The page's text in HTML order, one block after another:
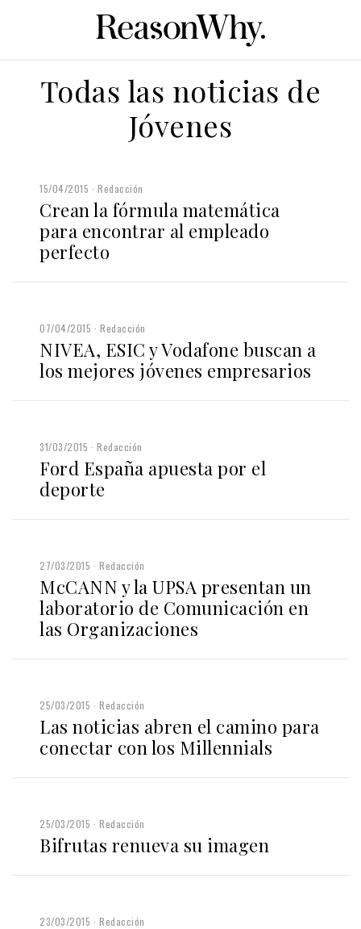
Todas las noticias de
Jóvenes
15/04/2015 Redacción
Crean la fórmula matemática
para encontrar al empleado
perfecto
07/04/2015 Redacción
NIVEA, ESIC y Vodafone buscan a
los mejores jóvenes empresarios
31/03/2015 Redacción
Ford España apuesta por el
deporte
27/03/2015 Redacción
McCANN y la UPSA presentan un
laboratorio de Comunicación en
las Organizaciones
25/03/2015 Redacción
Las noticias abren el camino para
conectar con los Millennials
25/03/2015 Redacción
Bifrutas renueva su imagen
23/03/2015 Redacción